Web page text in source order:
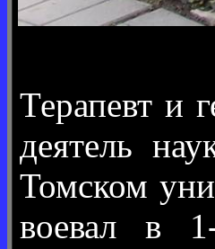
Терапевт и
деятель
Томском
воевал в